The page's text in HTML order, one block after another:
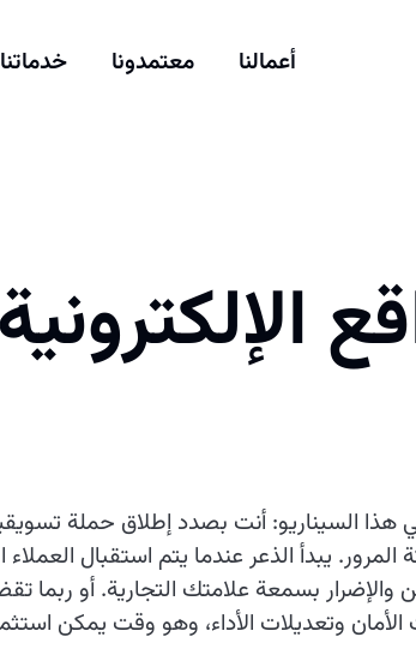
أعمالنا معتمدونا خدماتنا
الإلكترونية
هذا السيناريو: أنت بصدد إطلاق حملة
المرور. يبدأ الذعر عندما يتم استقبال
والإضرار بسمعة علامتك التجارية. أو
الأمان وتعديلات الأداء، وهو وقت يمكن